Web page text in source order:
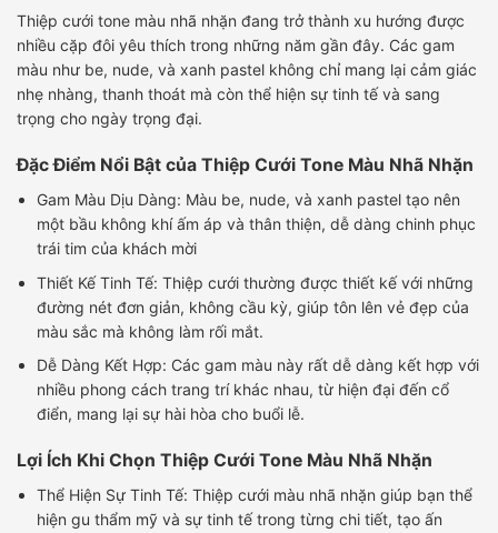
Thiệp cưới tone màu nhã nhặn đang trở thành xu hướng được
nhiều cặp đôi yêu thích trong những năm gần đây. Các gam
màu như be, nude, và xanh pastel không chỉ mang lại cảm giác
nhẹ nhàng, thanh thoát mà còn thể hiện sự tinh tế và sang
trọng cho ngày trọng đại.
Đặc Điểm Nổi Bật của Thiệp Cưới Tone Màu Nhã Nhặn
Gam Màu Dịu Dàng: Màu be, nude, và xanh pastel tạo nên
một bầu không khí ấm áp và thân thiện, dễ dàng chinh phục
trái tim của khách mời
Thiết Kế Tinh Tế: Thiệp cưới thường được thiết kế với những
đường nét đơn giản, không cầu kỳ, giúp tôn lên vẻ đẹp của
màu sắc mà không làm rối mắt.
Dễ Dàng Kết Hợp: Các gam màu này rất dễ dàng kết hợp với
nhiều phong cách trang trí khác nhau, từ hiện đại đến cổ
điển, mang lại sự hài hòa cho buổi lễ.
Lợi Ích Khi Chọn Thiệp Cưới Tone Màu Nhã Nhặn
Thể Hiện Sự Tinh Tế: Thiệp cưới màu nhã nhặn giúp bạn thể
hiện gu thẩm mỹ và sự tinh tế trong từng chi tiết, tạo ấn